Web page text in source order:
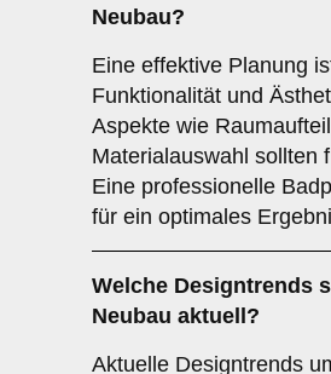
Neubau?
Eine effektive Planung
Funktionalität und
Aspekte wie
Materialauswahl sollten
Eine professionelle
für ein optimales
Welche Designtrends
Neubau aktuell?
Aktuelle Designtrends